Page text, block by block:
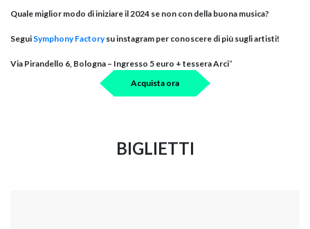
Quale miglior modo di iniziare il 2024 se non con della buona musica?
Segui Symphony Factorysu instagram per conoscere di più sugli artisti!
Via Pirandello 6, Bologna – Ingresso 5 euro + tessera Arci“
Acquista ora
BIGLIETTI